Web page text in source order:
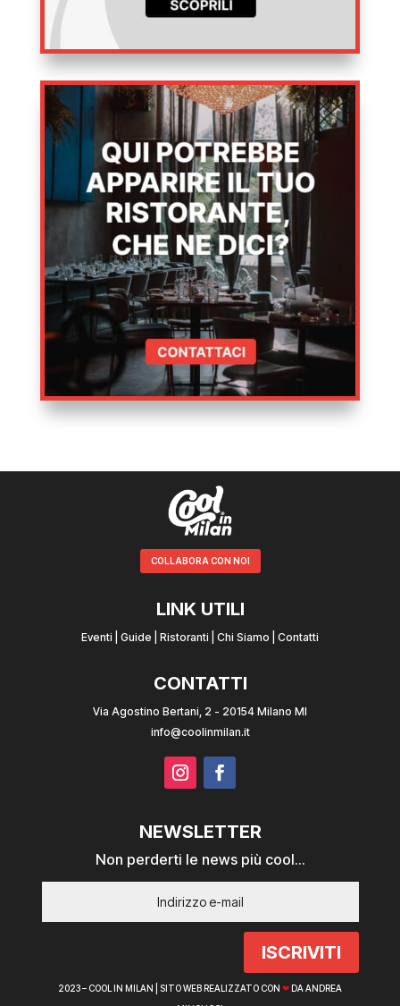
COLLABORA CON NOI
LINK UTILI
Eventi Guide Ristoranti Chi Siamo Contatti
CONTATTI
Via Agostino Bertani, 2 - 20154 Milano MI
info@coolinmilan.it
NEWSLETTER
Non perderti le news più cool...
ISCRIVITI
2023 – COOL IN MILAN | SITO WEB REALIZZATO CON ❤DA ANDREA